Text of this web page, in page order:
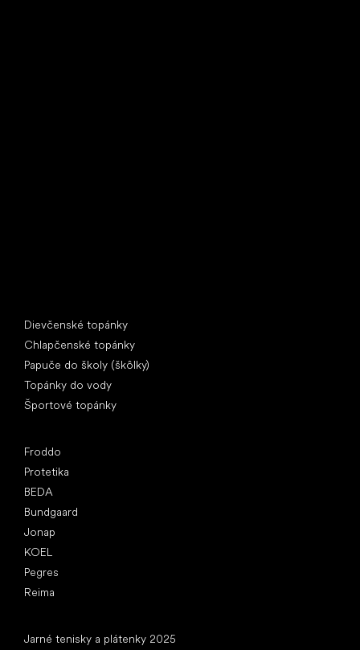
Dievčenské topánky
Chlapčenské topánky
Papuče do školy (škôlky)
Topánky do vody
Športové topánky
Froddo
Protetika
BEDA
Bundgaard
Jonap
KOEL
Pegres
Reima
Jarné tenisky a plátenky 2025